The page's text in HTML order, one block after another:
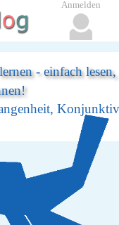
- einfach lesen,
Anmelden